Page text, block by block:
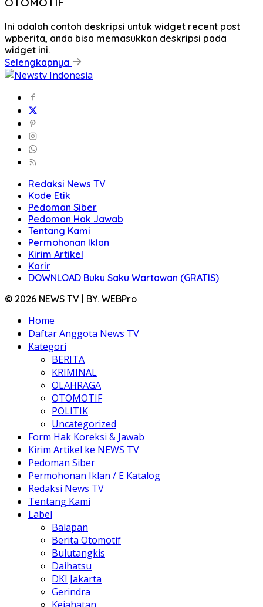
Ini adalah contoh deskripsi untuk widget recent post
wpberita, anda bisa memasukkan deskripsi pada
widget ini.
Selengkapnya
Redaksi News TV
Kode Etik
Pedoman Siber
Pedoman Hak Jawab
Tentang Kami
Permohonan Iklan
Kirim Artikel
Karir
DOWNLOAD Buku Saku Wartawan (GRATIS)
© 2026 NEWS TV | BY. WEBPro
Home
Daftar Anggota News TV
Kategori
BERITA
KRIMINAL
OLAHRAGA
OTOMOTIF
POLITIK
Uncategorized
Form Hak Koreksi & Jawab
Kirim Artikel ke NEWS TV
Pedoman Siber
Permohonan Iklan / E Katalog
Redaksi News TV
Tentang Kami
Label
Balapan
Berita Otomotif
Bulutangkis
Daihatsu
DKI Jakarta
Gerindra